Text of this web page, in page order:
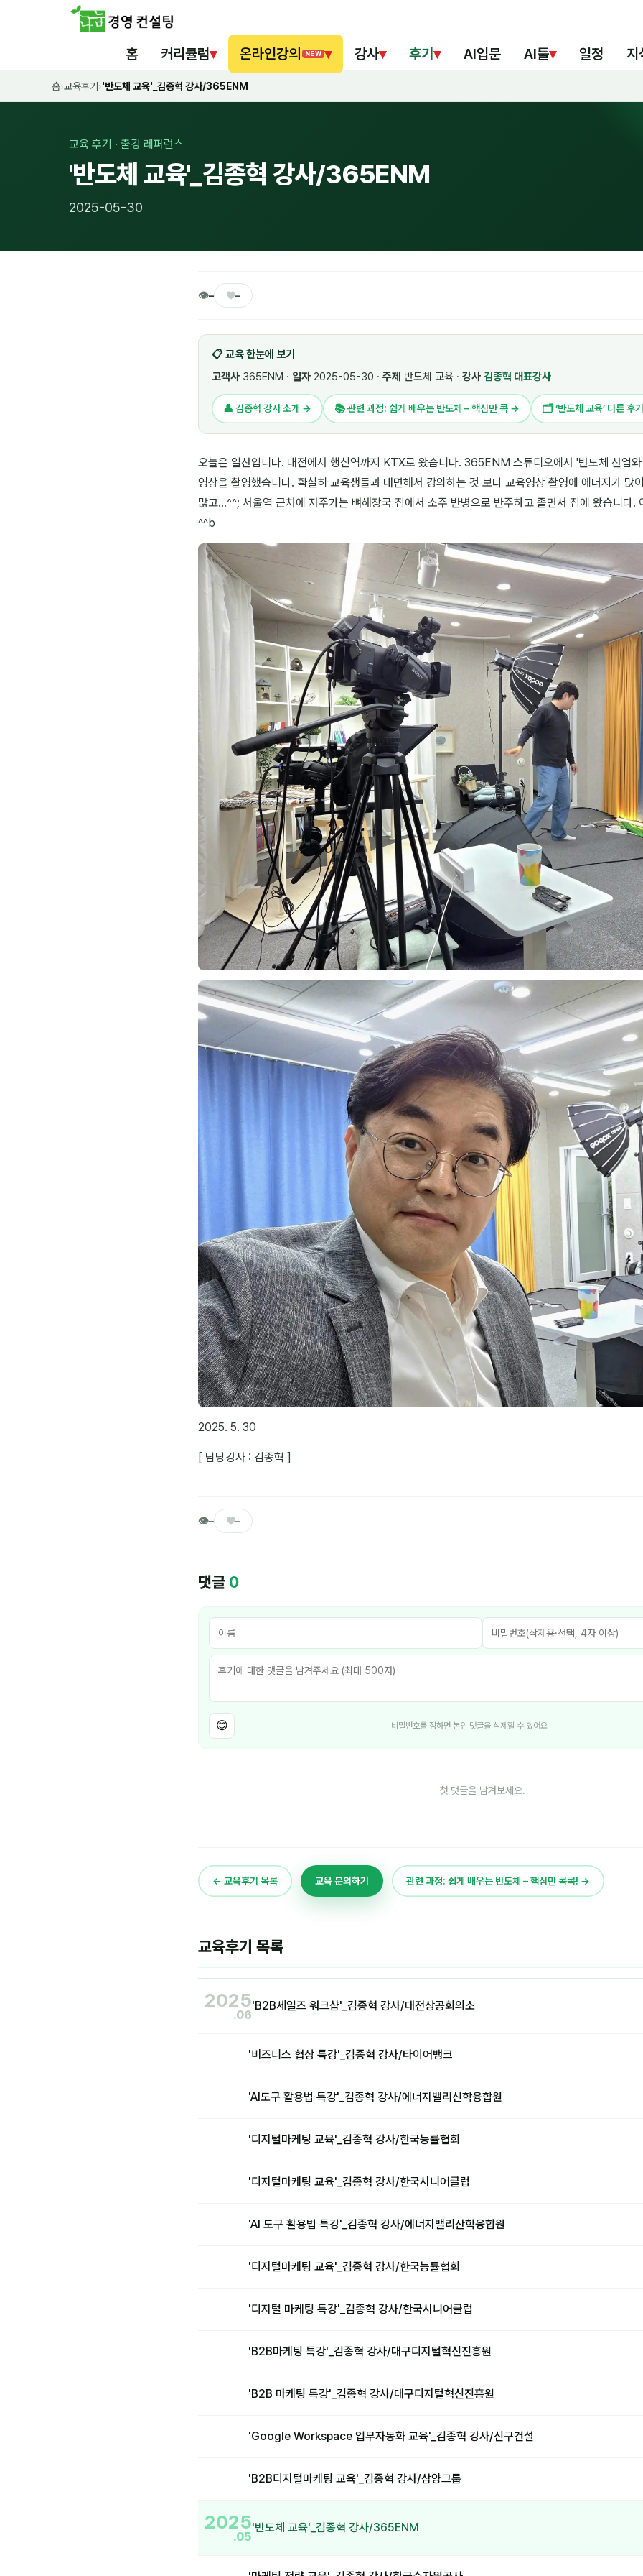
홈 커리큘럼▾ 온라인강의 NEW ▾ 강사▾ 후기 ▾ AI입문 AI툴▾ 일정 지
홈›교육후기 ›'반도체 교육'_김종혁 강사/365ENM
교육 후기 · 출강 레퍼런스
'반도체 교육'_김종혁 강사/365ENM
2025-05-30
👁– ♥–
📋 교육 한눈에 보기
고객사 365ENM · 일자 2025-05-30 · 주제 반도체 교육 · 강사 김종혁 대표강사
👤 김종혁 강사 소개 → 📚 관련 과정: 쉽게 배우는 반도체 – 핵심만 콕 → 🗂 ‘반도체 교육’ 다른 후
오늘은 일산입니다. 대전에서 행신역까지 KTX로 왔습니다. 365ENM 스튜디오에서 '반도체 산업
영상을 촬영했습니다. 확실히 교육생들과 대면해서 강의하는 것 보다 교육영상 촬영에 에너지가 많
많고...^^; 서울역 근처에 자주가는 뼈해장국 집에서 소주 반병으로 반주하고 졸면서 집에 왔습니다.
^^b
2025. 5. 30
[ 담당강사 : 김종혁 ]
👁– ♥–
댓글 0
😊 비밀번호를 정하면 본인 댓글을 삭제할 수 있어요
첫 댓글을 남겨보세요.
← 교육후기 목록 교육 문의하기 관련 과정: 쉽게 배우는 반도체 – 핵심만 콕콕! →
교육후기 목록
2025
.06
'B2B세일즈 워크샵'_김종혁 강사/대전상공회의소
'비즈니스 협상 특강'_김종혁 강사/타이어뱅크
'AI도구 활용법 특강'_김종혁 강사/에너지밸리신학융합원
'디지털마케팅 교육'_김종혁 강사/한국능률협회
'디지털마케팅 교육'_김종혁 강사/한국시니어클럽
'AI 도구 활용법 특강'_김종혁 강사/에너지밸리산학융합원
'디지털마케팅 교육'_김종혁 강사/한국능률협회
'디지털 마케팅 특강'_김종혁 강사/한국시니어클럽
'B2B마케팅 특강'_김종혁 강사/대구디지털혁신진흥원
'B2B 마케팅 특강'_김종혁 강사/대구디지털혁신진흥원
'Google Workspace 업무자동화 교육'_김종혁 강사/신구건설
'B2B디지털마케팅 교육'_김종혁 강사/삼양그룹
2025
.05
'반도체 교육'_김종혁 강사/365ENM